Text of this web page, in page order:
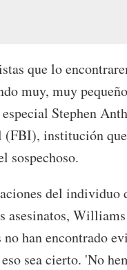
que lo
muy, muy
Stephen
institución que
sospechoso.
del individuo
asesinatos,
han encontrado
sea cierto. 'No